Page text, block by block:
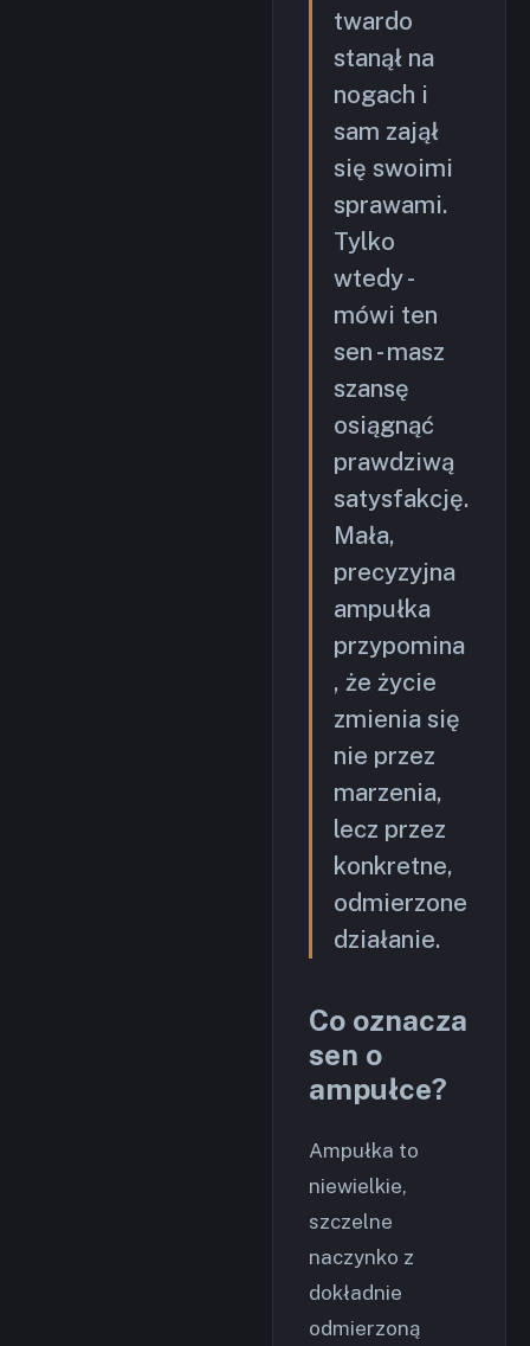
twardo
stanął na
nogach i
sam zajął
się swoimi
sprawami.
Tylko
wtedy -
mówi ten
sen - masz
szansę
osiągnąć
prawdziwą
satysfakcję.
Mała,
precyzyjna
ampułka
przypomina
, że życie
zmienia się
nie przez
marzenia,
lecz przez
konkretne,
odmierzone
działanie.
Co oznacza
sen o
ampułce?
Ampułka to
niewielkie,
szczelne
naczynko z
dokładnie
odmierzoną